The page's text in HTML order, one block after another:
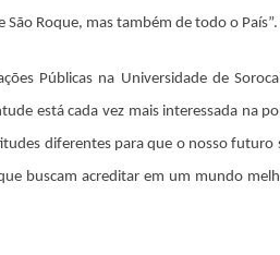
Roque, mas também de todo o País”.
Públicas na Universidade de
está cada vez mais interessada na
diferentes para que o nosso futuro
buscam acreditar em um mundo